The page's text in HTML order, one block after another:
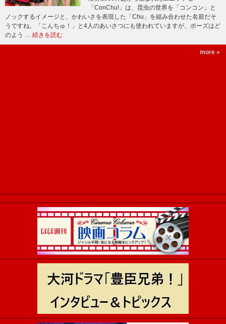
「ConChu!」は、昆虫の世界を「コンコン」と
ノックするイメージと、かわいさを表現した「Chu」を組み合わせた名前だそ
うですね。「こんちゅ！」と4人のあいさつにも使われていますが、ポーズはど
のよう … 続きを読む
more »